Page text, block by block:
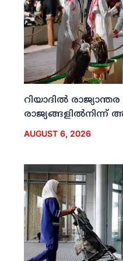
റിയാദില്‍
AUGUST 6, 2026